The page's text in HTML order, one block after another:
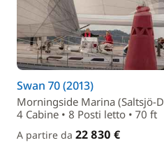
Swan 70 (2013)
Morningside Marina (Saltsjö-
4 Cabine • 8 Posti letto • 70 ft
A partire da 22 830 €